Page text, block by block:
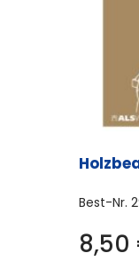
Best-Nr.
8,50